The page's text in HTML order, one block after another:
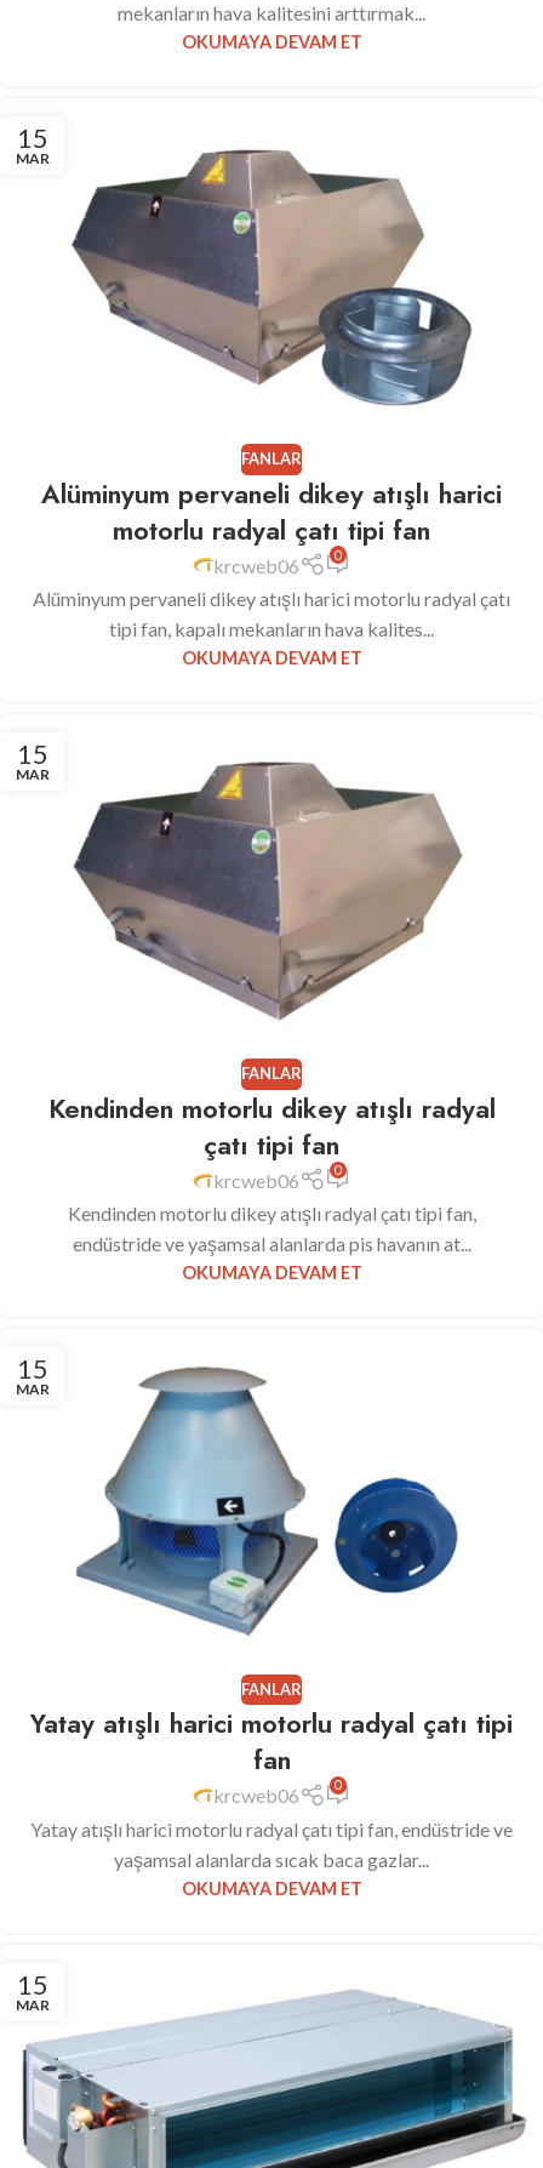
mekanların hava kalitesini arttırmak...
OKUMAYA DEVAM ET
15
MAR
FANLAR
Alüminyum pervaneli dikey atışlı harici
motorlu radyal çatı tipi fan
krcweb06 0
Alüminyum pervaneli dikey atışlı harici motorlu radyal çatı
tipi fan, kapalı mekanların hava kalites...
OKUMAYA DEVAM ET
15
MAR
FANLAR
Kendinden motorlu dikey atışlı radyal
çatı tipi fan
krcweb06 0
Kendinden motorlu dikey atışlı radyal çatı tipi fan,
endüstride ve yaşamsal alanlarda pis havanın at...
OKUMAYA DEVAM ET
15
MAR
FANLAR
Yatay atışlı harici motorlu radyal çatı tipi
fan
krcweb06 0
Yatay atışlı harici motorlu radyal çatı tipi fan, endüstride ve
yaşamsal alanlarda sıcak baca gazlar...
OKUMAYA DEVAM ET
15
MAR